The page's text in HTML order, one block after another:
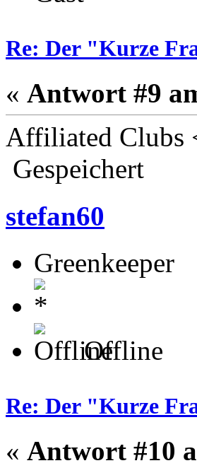
Re: Der "Kurze
« Antwort #9
Affiliated Clubs
Gespeichert
stefan60
Greenkeeper
Offline
Re: Der "Kurze
« Antwort #10